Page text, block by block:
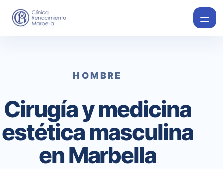
HOMBRE
Cirugía y medicina
estética masculina
en Marbella